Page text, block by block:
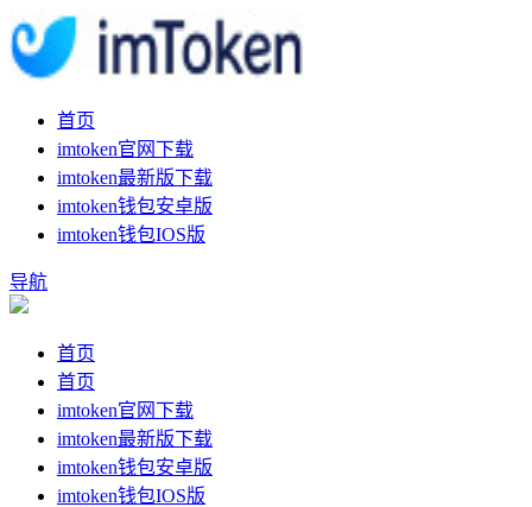
首页
imtoken官网下载
imtoken最新版下载
imtoken钱包安卓版
imtoken钱包IOS版
导航
首页
首页
imtoken官网下载
imtoken最新版下载
imtoken钱包安卓版
imtoken钱包IOS版